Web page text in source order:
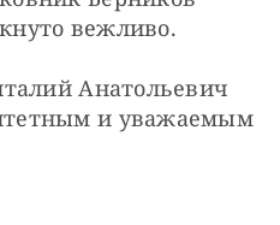
вежливо.
Анатольевич
и уважаемым